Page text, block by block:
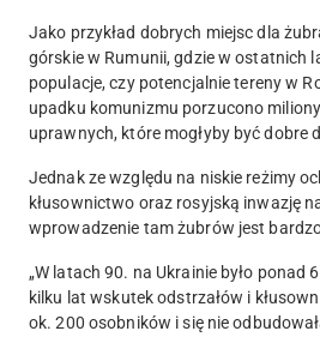
Jako przykład dobrych miejsc dla
górskie w Rumunii, gdzie w ostatnich
populacje, czy potencjalnie tereny w
upadku komunizmu porzucono
uprawnych, które mogłyby być dobre
Jednak ze względu na niskie reżimy
kłusownictwo oraz rosyjską inwazję
wprowadzenie tam żubrów jest
„W latach 90. na Ukrainie było ponad
kilku lat wskutek odstrzałów i
ok. 200 osobników i się nie